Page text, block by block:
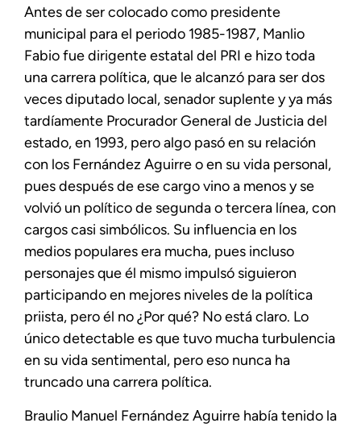
Antes de ser colocado como presidente
municipal para el periodo 1985-1987, Manlio
Fabio fue dirigente estatal del PRI e hizo toda
una carrera política, que le alcanzó para ser dos
veces diputado local, senador suplente y ya más
tardíamente Procurador General de Justicia del
estado, en 1993, pero algo pasó en su relación
con los Fernández Aguirre o en su vida personal,
pues después de ese cargo vino a menos y se
volvió un político de segunda o tercera línea, con
cargos casi simbólicos. Su influencia en los
medios populares era mucha, pues incluso
personajes que él mismo impulsó siguieron
participando en mejores niveles de la política
priista, pero él no ¿Por qué? No está claro. Lo
único detectable es que tuvo mucha turbulencia
en su vida sentimental, pero eso nunca ha
truncado una carrera política.
Braulio Manuel Fernández Aguirre había tenido la